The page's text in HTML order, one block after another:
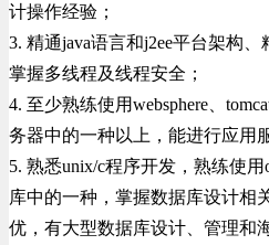
计操作经验；
3. 精通java语言和j2ee平台架构
掌握多线程及线程安全；
4. 至少熟练使用websphere、
务器中的一种以上，能进行应用
5. 熟悉unix/c程序开发，熟练使
库中的一种，掌握数据库设计相
优，有大型数据库设计、管理和